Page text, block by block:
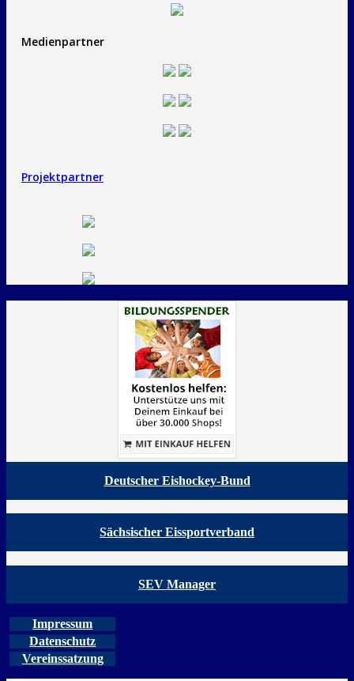
Medienpartner
Projektpartner
Deutscher Eishockey-Bund
Sächsischer Eissportverband
SEV Manager
Impressum
Datenschutz
Vereinssatzung